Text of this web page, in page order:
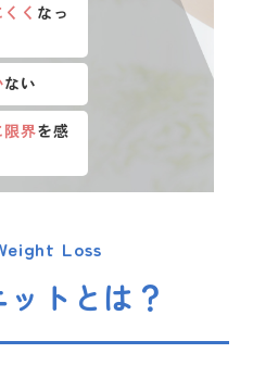
く なっ
ない
限界を感
Loss
トとは？